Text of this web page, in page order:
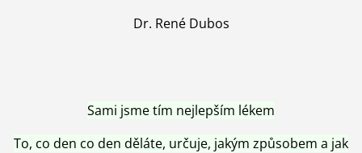
Dr. René Dubos
Sami jsme tím nejlepším lékem
To, co den co den děláte, určuje, jakým způsobem a jak